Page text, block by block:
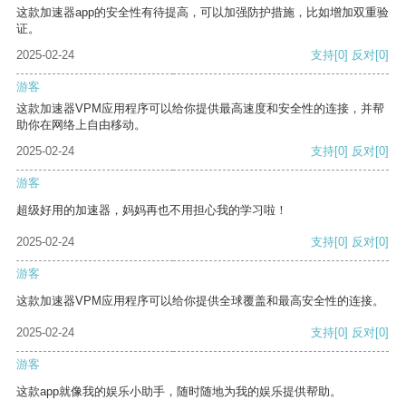
这款加速器app的安全性有待提高，可以加强防护措施，比如增加双重验
证。
2025-02-24
支持[0] 反对[0]
游客
这款加速器VPM应用程序可以给你提供最高速度和安全性的连接，并帮
助你在网络上自由移动。
2025-02-24
支持[0] 反对[0]
游客
超级好用的加速器，妈妈再也不用担心我的学习啦！
2025-02-24 支持[0] 反对[0]
游客
这款加速器VPM应用程序可以给你提供全球覆盖和最高安全性的连接。
2025-02-24 支持[0] 反对[0]
游客
这款app就像我的娱乐小助手，随时随地为我的娱乐提供帮助。